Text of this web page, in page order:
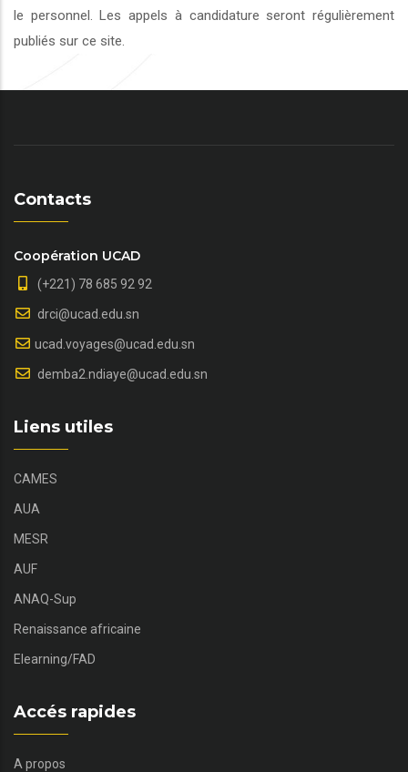
le personnel. Les appels à candidature seront régulièrement
publiés sur ce site.
Contacts
Coopération UCAD
(+221) 78 685 92 92
drci@ucad.edu.sn
ucad.voyages@ucad.edu.sn
demba2.ndiaye@ucad.edu.sn
Liens utiles
CAMES
AUA
MESR
AUF
ANAQ-Sup
Renaissance africaine
Elearning/FAD
Accés rapides
A propos